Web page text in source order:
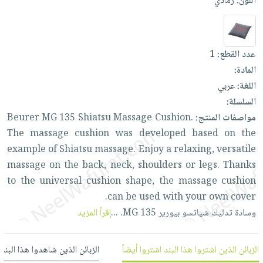
العناية
بالأسنان
الحمية
والتغذية
أدوات
المائدة
الأوعية
والتخزين
أدوات
المطبخ
الأكثر
مبيعاً
العودة
للمدارس
اكسسوارات
كتب
اكسسوارات
منزلية
اكسسوارات
ملابس
مطرزات
حقائب
حلي
عناية
بالذات
شحن
مجاني
بنود
مختارةاشتراكات
كل
الاشتراكات
صندوق
القراءة
iKitab
بلا
حدود
بحث
متقدم
نيل
وفرات
عن
الشركة
سياسة
الشركة
حسابك
الأمنيات
عدد القطع:1
المادة:
اللغة:عربي
السلسلة:
مواصفات المنتج:
BeurerMG135 ShiatsuMassage Cushion.
The massage cushionwas developed based onthe
example ofShiatsumassage. Enjoyarelaxing,versatile
massage ontheback, neck, shoulders orlegs.Thanks
to theuniversal cushion shape, the massage cushion
canbeusedwithyourowncover.
وسادةتدليك شياتسوبيورير MG135.
...إقرأ المزيد
الزبائن الذين اشتروا هذا البند اشتروا أيضاً الزبائن الذين شاهدوا هذا